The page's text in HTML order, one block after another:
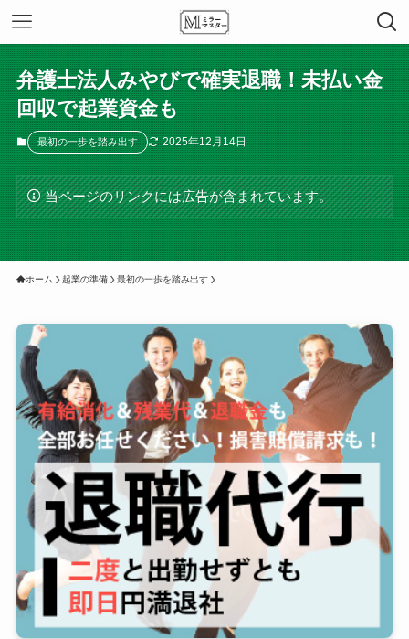
弁護士法人みやびで確実退職！未払い金
回収で起業資金も
最初の一歩を踏み出す 2025年12月14日
当ページのリンクには広告が含まれています。
ホーム 起業の準備 最初の一歩を踏み出す